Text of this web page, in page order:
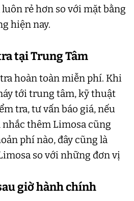
rẻ hơn so với mặt bằng
hiện nay.
tại Trung Tâm
hoàn toàn miễn phí. Khi
tới trung tâm, kỹ thuật
tra, tư vấn báo giá, nếu
thêm Limosa cũng
phí nào, đây cũng là
so với những đơn vị
giờ hành chính